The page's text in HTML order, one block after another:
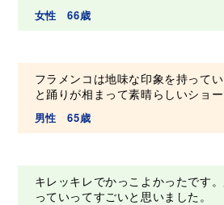
女性 66歳
フラメンコは地味な印象を持って
と踊りが相まって素晴らしいショー
男性 65歳
キレッキレでかっこよかったです
っていってすごいと思いました。